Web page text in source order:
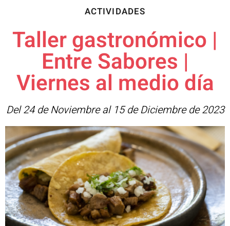
ACTIVIDADES
Taller gastronómico |
Entre Sabores |
Viernes al medio día
Del 24 de Noviembre al 15 de Diciembre de 2023